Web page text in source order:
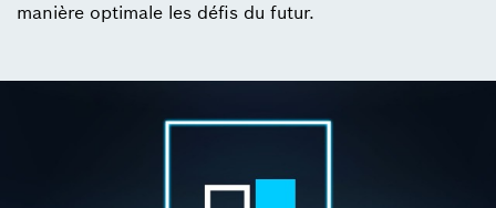
manière optimale les défis du futur.